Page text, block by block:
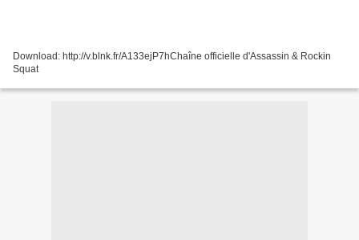
Download: http://v.blnk.fr/A133ejP7hChaîne officielle d'Assassin & Rockin
Squat